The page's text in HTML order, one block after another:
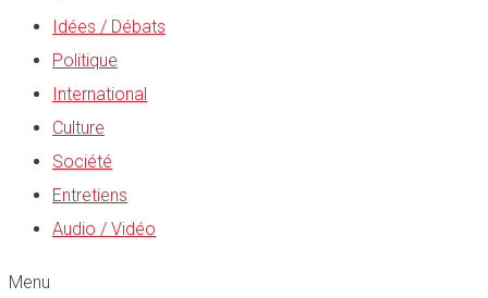
Idées / Débats
Politique
International
Culture
Société
Entretiens
Audio / Vidéo
Menu